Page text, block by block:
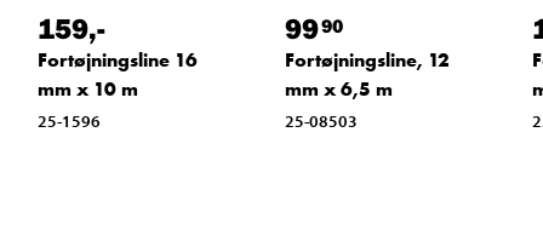
159,-
Fortøjningsline 16
mm x 10 m
25-1596
9990
Fortøjningsline, 12
mm x 6,5 m
25-08503